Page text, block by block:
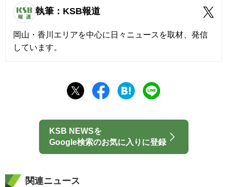
執筆：KSB報道
岡山・香川エリアを中心に日々ニュースを取材、発信
しています。
KSB NEWSを
Google検索のお気に入りに登録
関連ニュース